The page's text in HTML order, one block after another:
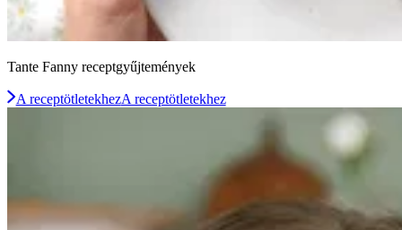
Tante Fanny receptgyűjtemények
A receptötletekhezA receptötletekhez